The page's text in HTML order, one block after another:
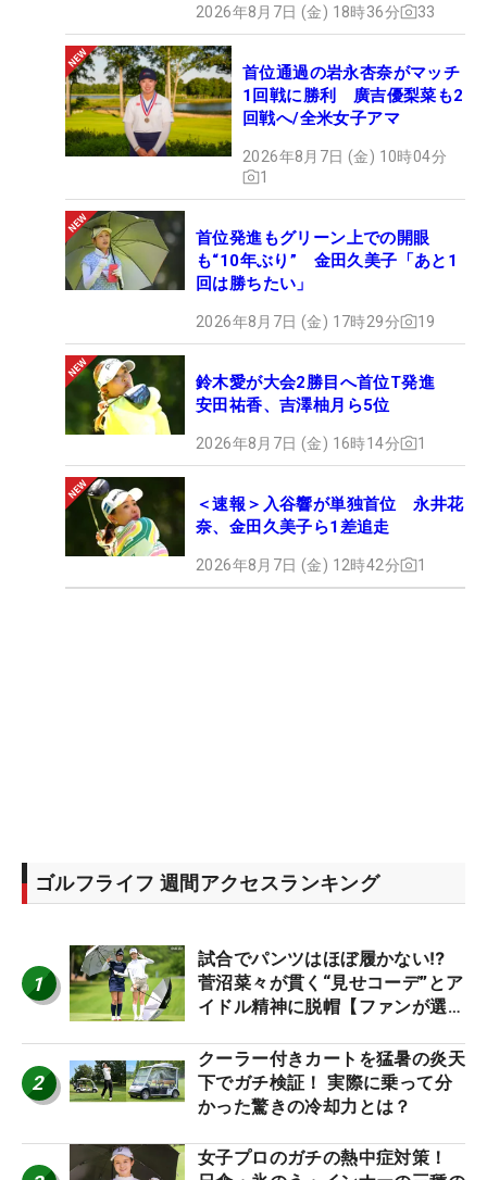
2026年8月7日 (金) 18時36分 33
首位通過の岩永杏奈がマッチ
1回戦に勝利 廣吉優梨菜も2
回戦へ/全米女子アマ
2026年8月7日 (金) 10時04分
1
首位発進もグリーン上での開眼
も“10年ぶり” 金田久美子「あと1
回は勝ちたい」
2026年8月7日 (金) 17時29分 19
鈴木愛が大会2勝目へ首位T発進
安田祐香、吉澤柚月ら5位
2026年8月7日 (金) 16時14分 1
＜速報＞入谷響が単独首位 永井花
奈、金田久美子ら1差追走
2026年8月7日 (金) 12時42分 1
ゴルフライフ 週間アクセスランキング
1
試合でパンツはほぼ履かない⁉
菅沼菜々が貫く“見せコーデ”とア
イドル精神に脱帽【ファンが選ぶ
2
クーラー付きカートを猛暑の炎天
下でガチ検証！ 実際に乗って分
かった驚きの冷却力とは？
女子プロのガチの熱中症対策！